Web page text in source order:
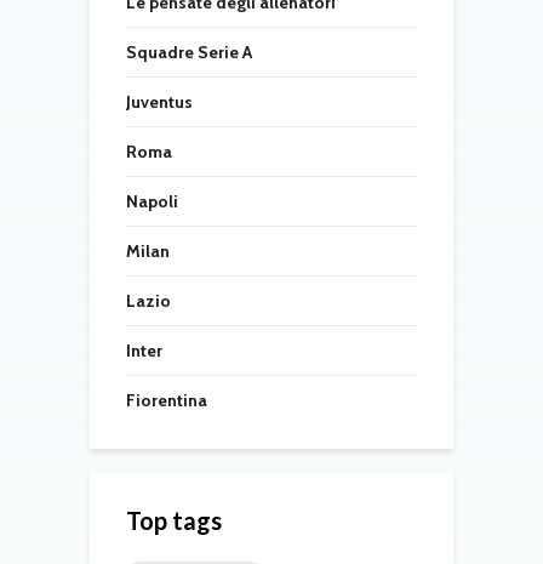
Squadre Serie A
Juventus
Roma
Napoli
Milan
Lazio
Inter
Fiorentina
Top tags